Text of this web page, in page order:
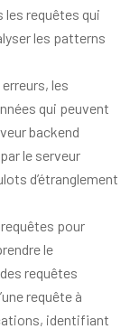
requêtes qui
les patterns
les
qui peuvent
backend
le serveur
d’étranglement
pour
le
requêtes
requête à
identifiant